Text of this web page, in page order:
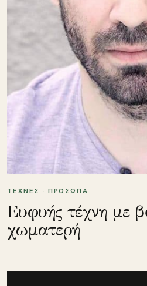
ΤΕΧΝΕΣ · ΠΡΟΣΩΠΑ
Ευφυής τέχνη με
χωματερή